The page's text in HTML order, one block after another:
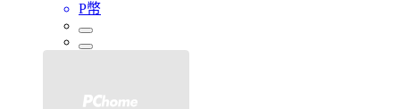
P幣